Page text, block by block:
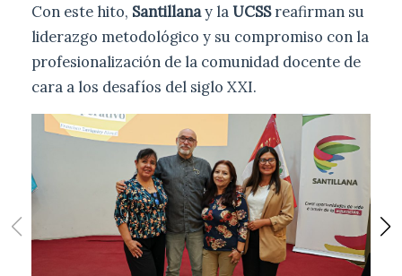
Con este hito, Santillanay laUCSSreafirman su
liderazgo metodológico y su compromiso con la
profesionalización de la comunidad docente de
cara a los desafíos del siglo XXI.